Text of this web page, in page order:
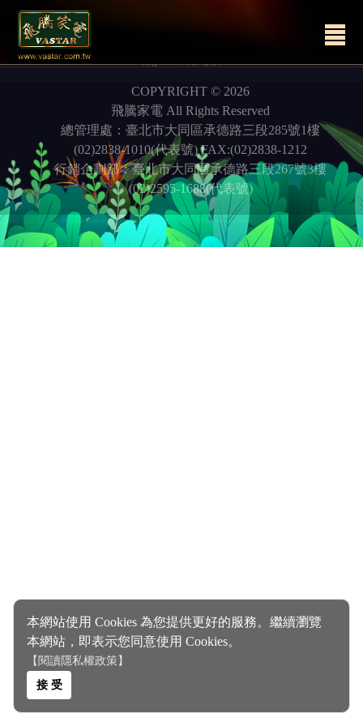
本網站使用 Cookies 為您提供更好的服務。繼續瀏覽
本網站，即表示您同意使用 Cookies。
【閱讀隱私權政策】
接 受
COPYRIGHT © 2026
飛騰家電 All Rights Reserved
總管理處：臺北市大同區承德路三段285號1樓
(02)2838-1010(代表號) FAX:(02)2838-1212
行銷企劃部：臺北市大同區承德路三段267號3樓
(02)2595-1688(代表號)
Design by 橘子新創網頁設計Host by Foxpro 系統開發 整合行銷 整合行銷